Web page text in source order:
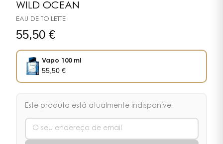
WILD OCEAN
EAU DE TOILETTE
55,50 €
Vapo 100 ml
55,50€
Este produto está atualmente indisponível